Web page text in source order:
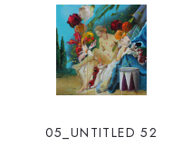
05_UNTITLED 52